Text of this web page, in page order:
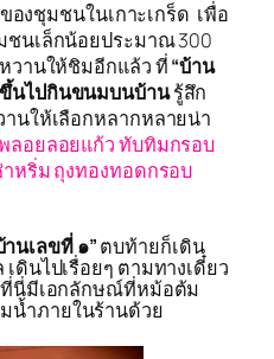
งชุมชนในเกาะเกร็ด เพื่อ
ชนเล็กน้อยประมาณ 300
วานให้ชิมอีกแล้ว ที่“บ้าน
นไปกินขนมบนบ้านรู้สึก
นให้เลือกหลากหลายน่า
ลอยลอยแก้ว ทับทิมกรอบ
หริ่ม ถุงทองทอดกรอบ
นเลขที่ ๑”ตบท้ายก็เดิน
ดินไปเรื่อยๆ ตามทางเดี๋ยว
ที่นี่มีเอกลักษณ์ที่หม้อต้ม
น้ำภายในร้านด้วย